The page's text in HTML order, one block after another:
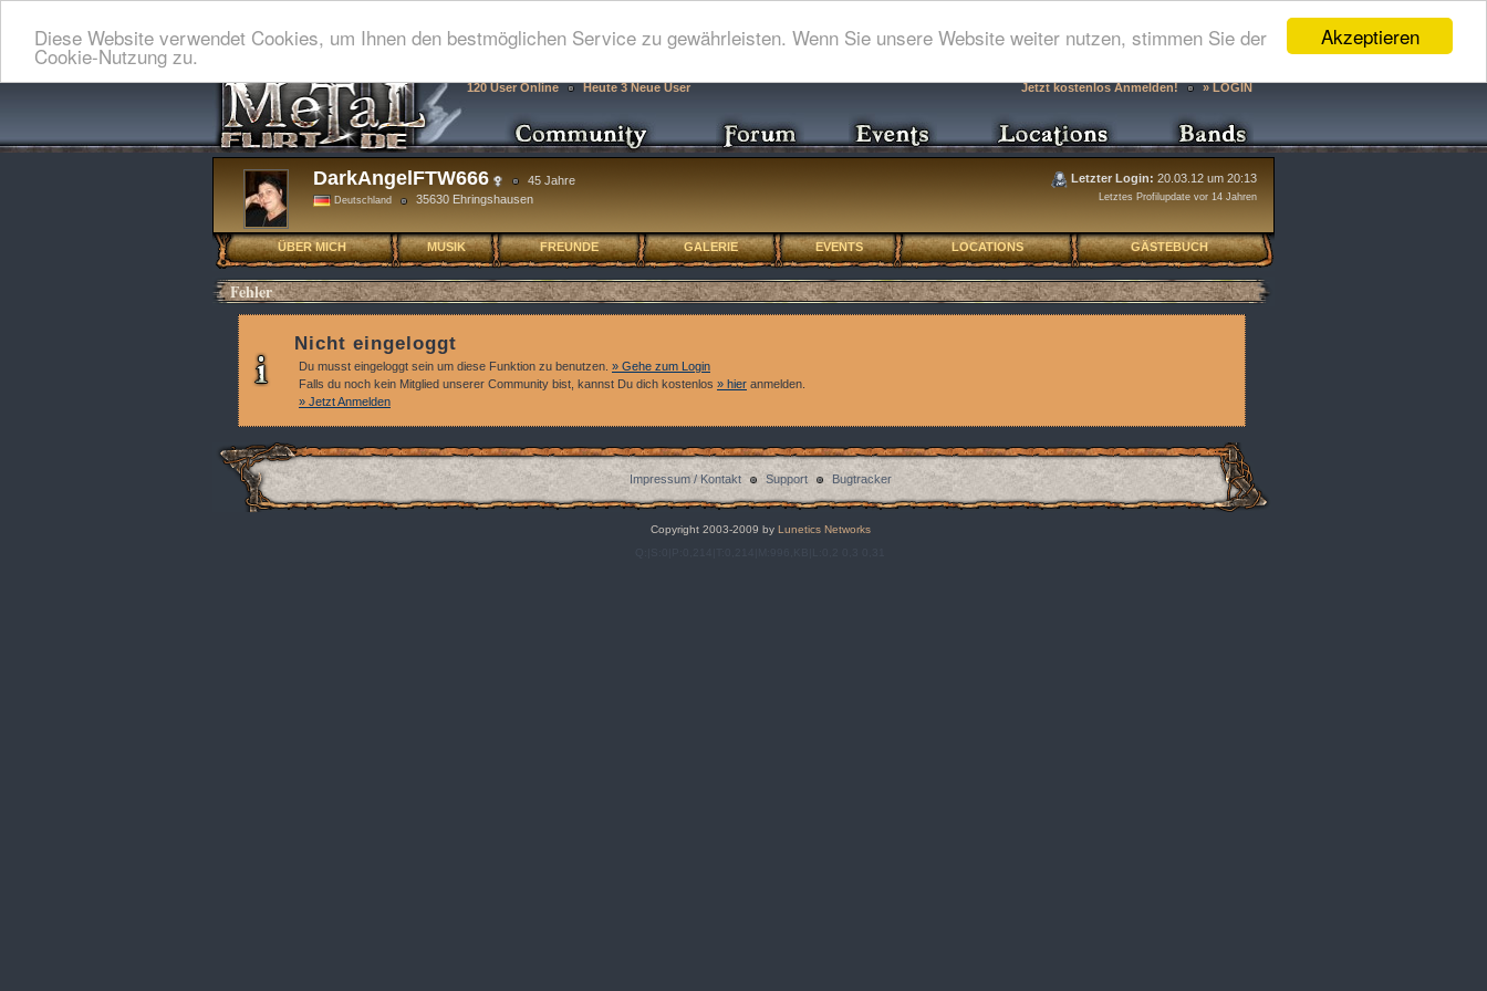
Akzeptieren
Diese Website verwendet Cookies, um Ihnen den bestmöglichen Service zu gewährleisten. Wenn Sie unsere Website weiter nutzen, stimmen Sie der
Cookie-Nutzung zu.
120 User Online Heute 3 Neue User Jetzt kostenlos Anmelden! » LOGIN
DarkAngelFTW666 45 Jahre
Deutschland 35630 Ehringshausen
Letzter Login: 20.03.12 um 20:13
Letztes Profilupdate vor 14 Jahren
ÜBER MICH MUSIK FREUNDE GALERIE EVENTS LOCATIONS GÄSTEBUCH
Fehler
Nicht eingeloggt
Du musst eingeloggt sein um diese Funktion zu benutzen. » Gehe zum Login
Falls du noch kein Mitglied unserer Community bist, kannst Du dich kostenlos » hier anmelden.
» Jetzt Anmelden
Impressum / Kontakt Support Bugtracker
Copyright 2003-2009 byLunetics Networks